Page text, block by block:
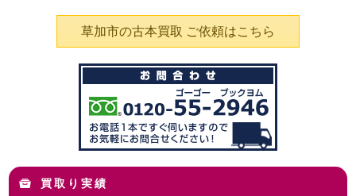
草加市の古本買取 ご依頼はこちら
買取り実績